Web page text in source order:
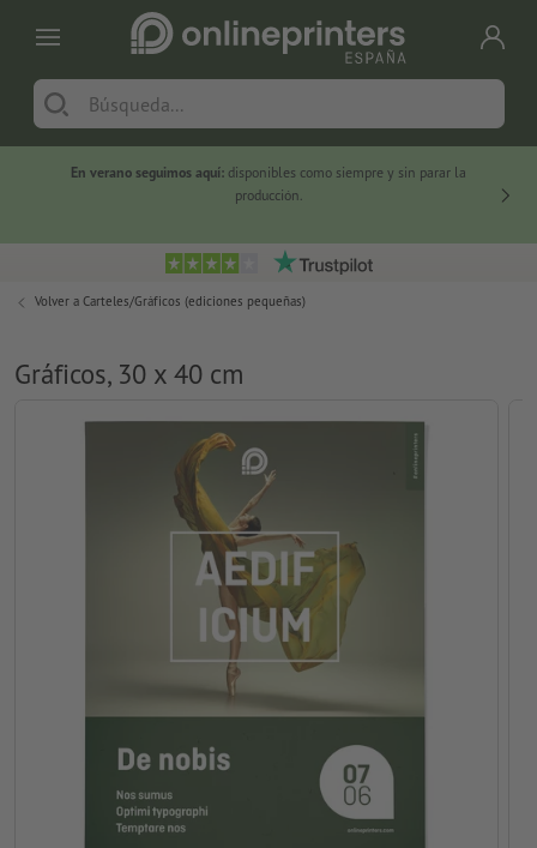
En verano seguimos aquí: disponibles como siempre y sin parar la
producción.
Volver a Carteles/Gráficos (ediciones pequeñas)
Gráficos, 30 x 40 cm